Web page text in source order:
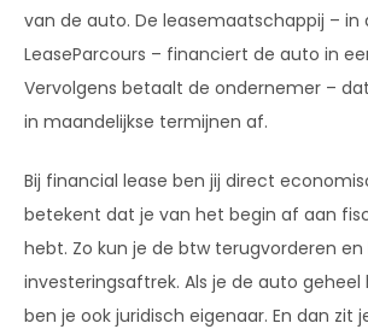
van de auto. De leasemaatschappij – in
LeaseParcours – financiert de auto in
Vervolgens betaalt de ondernemer –
in maandelijkse termijnen af.
Bij financial lease ben jij direct
betekent dat je van het begin af aan
hebt. Zo kun je de btw terugvorderen
investeringsaftrek. Als je de auto
ben je ook juridisch eigenaar. En dan zit